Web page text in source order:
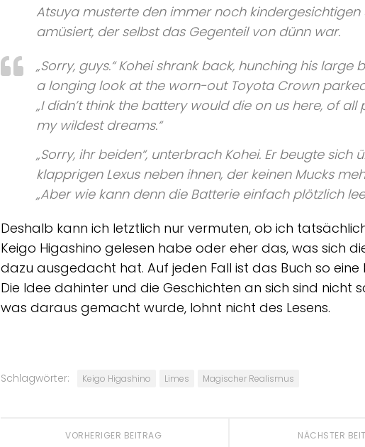
Atsuya musterte den immer noch kindergesichtigen
amüsiert, der selbst das Gegenteil von dünn war.
„Sorry, guys.“ Kohei shrank back, hunching his large
a longing look at the worn-out Toyota Crown
„I didn’t think the battery would die on us here, of all
my wildest dreams.“
„Sorry, ihr beiden“, unterbrach Kohei. Er beugte sich
klapprigen Lexus neben ihnen, der keinen Mucks
„Aber wie kann denn die Batterie einfach plötzlich
Deshalb kann ich letztlich nur vermuten, ob ich
Keigo Higashino gelesen habe oder eher das, was sich
dazu ausgedacht hat. Auf jeden Fall ist das Buch so eine
Die Idee dahinter und die Geschichten an sich sind nicht
was daraus gemacht wurde, lohnt nicht des Lesens.
Schlagwörter: Keigo Higashino Limes Magischer Realismus
NÄCHSTER
VORHERIGER BEITRAG